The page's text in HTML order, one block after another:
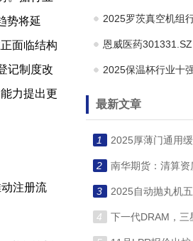
势将延
面临结构
记制度改
力提出更
注册流
2025罗茨真空机组
恩威医药
2025保温杯行业十
最新文章
1 2025厚薄门通用
2 南华期货：清算资
3 2025自动抛丸机
4 下一代DRAM，三